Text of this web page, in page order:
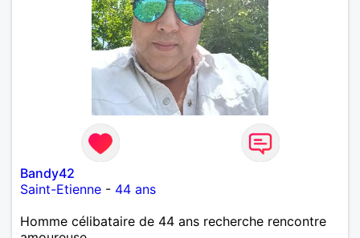
Bandy42
Saint-Etienne - 44 ans
Homme célibataire de 44 ans recherche rencontre